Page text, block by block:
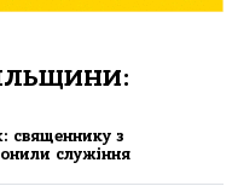
священнику з
служіння